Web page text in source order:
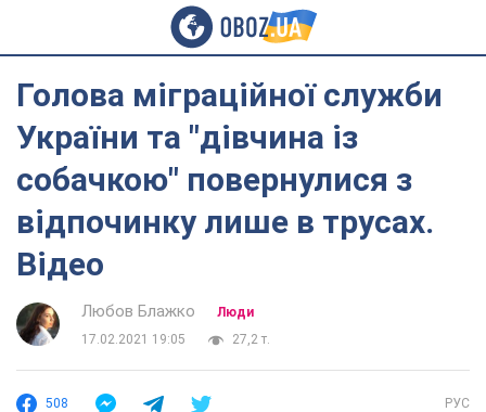
Голова міграційної служби
України та "дівчина із
собачкою" повернулися з
відпочинку лише в трусах.
Відео
Любов Блажко
Люди
17.02.2021 19:05
27,2 т.
508 РУС